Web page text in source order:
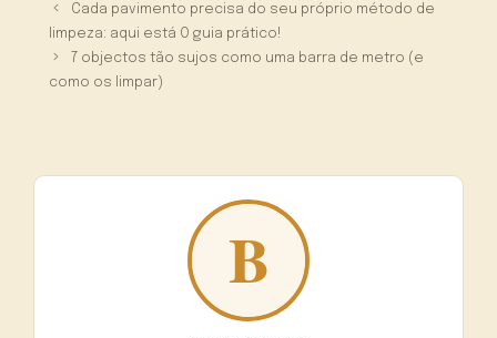
Cada pavimento precisa do seu próprio método de
limpeza: aqui está O guia prático!
7 objectos tão sujos como uma barra de metro (e
como os limpar)